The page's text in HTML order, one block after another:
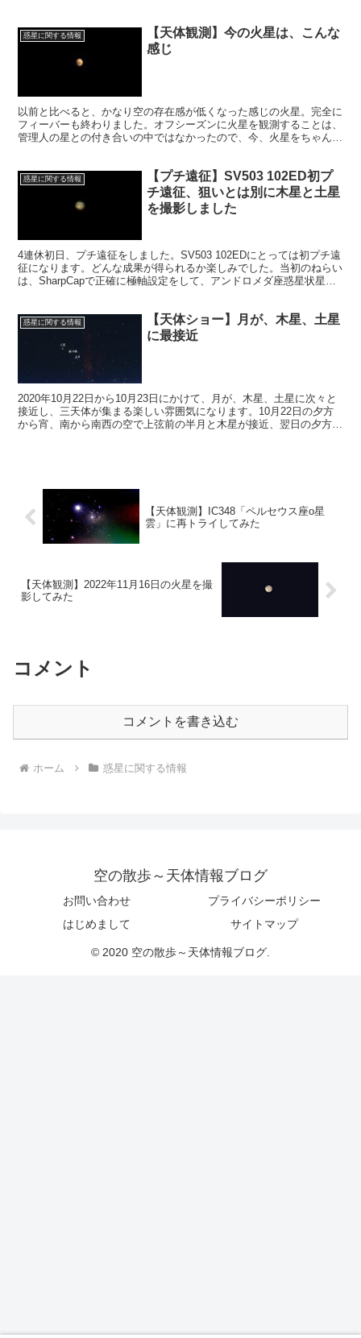
惑星に関する情報
【天体観測】今の火星は、こんな
感じ
以前と比べると、かなり空の存在感が低くなった感じの火星。完全に
フィーバーも終わりました。オフシーズンに火星を観測することは、
管理人の星との付き合いの中ではなかったので、今、火星をちゃんと
惑星に関する情報
【プチ遠征】SV503 102ED初プ
チ遠征、狙いとは別に木星と土星
を撮影しました
4連休初日、プチ遠征をしました。SV503 102EDにとっては初プチ遠
征になります。どんな成果が得られるか楽しみでした。当初のねらい
は、SharpCapで正確に極軸設定をして、アンドロメダ座惑星状星雲
惑星に関する情報
【天体ショー】月が、木星、土星
に最接近
2020年10月22日から10月23日にかけて、月が、木星、土星に次々と
接近し、三天体が集まる楽しい雰囲気になります。10月22日の夕方
から宵、南から南西の空で上弦前の半月と木星が接近、翌日の夕方か
【天体観測】IC348「ペルセウス座o星
雲」に再トライしてみた
【天体観測】2022年11月16日の火星を撮
影してみた
コメント
コメントを書き込む
ホーム 惑星に関する情報
空の散歩～天体情報ブログ
お問い合わせ
プライバシーポリシー
はじめまして
サイトマップ
© 2020 空の散歩～天体情報ブログ.